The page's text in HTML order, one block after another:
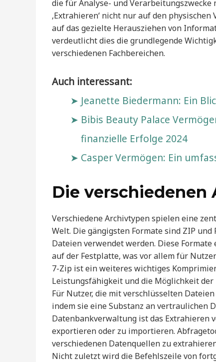
die für Analyse- und
‚Extrahieren‘ nicht nur auf den
auf das gezielte Herausziehen von
verdeutlicht dies die grundlegende
verschiedenen Fachbereichen.
Auch interessant:
Jeanette Biedermann: Ein
Bibis Beauty Palace
finanzielle Erfolge 2024
Casper Vermögen: Ein
Die
Verschiedene Archivtypen spielen eine
Welt. Die gängigsten Formate sind ZIP
Dateien verwendet werden. Diese
auf der Festplatte, was vor allem für
7-Zip ist ein weiteres wichtiges
Leistungsfähigkeit und die Möglichkeit
Für Nutzer, die mit verschlüsselten
indem sie eine Substanz an vertraulichen
Datenbankverwaltung ist das Extrahieren
exportieren oder zu importieren.
verschiedenen Datenquellen zu
Nicht zuletzt wird die Befehlszeile von